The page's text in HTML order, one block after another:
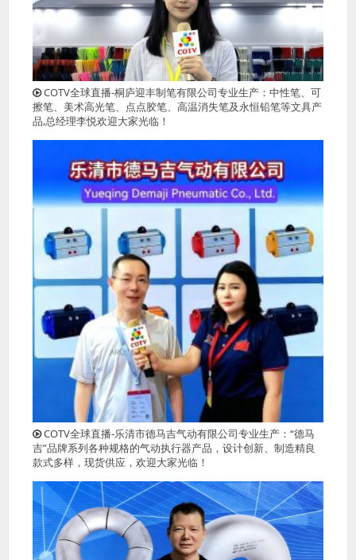
COTV全球直播-桐庐迎丰制笔有限公司专业生产：中性笔、可
擦笔、美术高光笔、点点胶笔、高温消失笔及永恒铅笔等文具产
品,总经理李悦欢迎大家光临！
COTV全球直播-乐清市德马吉气动有限公司专业生产：“德马
吉”品牌系列各种规格的气动执行器产品，设计创新、制造精良
款式多样，现货供应，欢迎大家光临！